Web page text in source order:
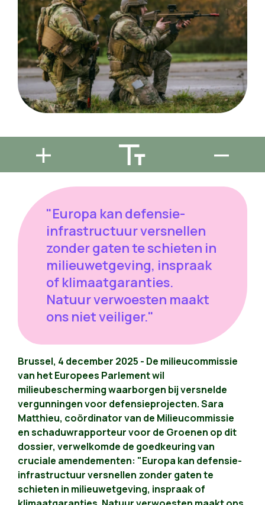
"Europa kan defensie-
infrastructuur versnellen
zonder gaten te schieten in
milieuwetgeving, inspraak
of klimaatgaranties.
Natuur verwoesten maakt
ons niet veiliger."
Brussel, 4 december 2025 - De milieucommissie
van het Europees Parlement wil
milieubescherming waarborgen bij versnelde
vergunningen voor defensieprojecten. Sara
Matthieu, coördinator van de Milieucommissie
en schaduwrapporteur voor de Groenen op dit
dossier, verwelkomde de goedkeuring van
cruciale amendementen: "Europa kan defensie-
infrastructuur versnellen zonder gaten te
schieten in milieuwetgeving, inspraak of